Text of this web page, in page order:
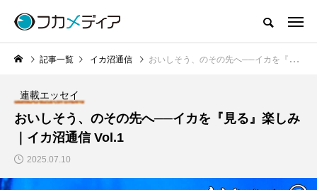
記事一覧 イカ沼通信 おいしそう、のその先へ──イカを『見る』楽しみ｜イカ沼通信 Vol.1
連載エッセイ
おいしそう、のその先へ──イカを『見る』楽しみ
｜イカ沼通信 Vol.1
2025.07.10